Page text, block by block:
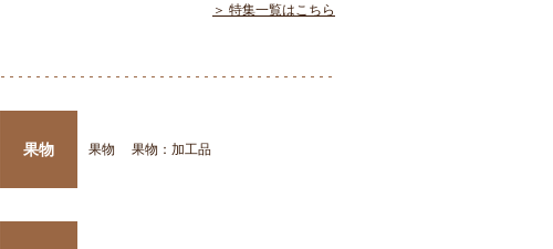
＞ 特集一覧はこちら
果物 果物 果物：加工品